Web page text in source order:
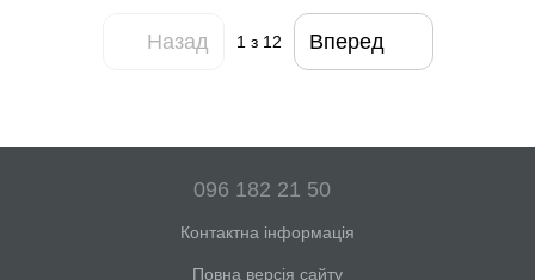
Назад 1 з 12 Вперед
096 182 21 50
Контактна інформація
Повна версія сайту